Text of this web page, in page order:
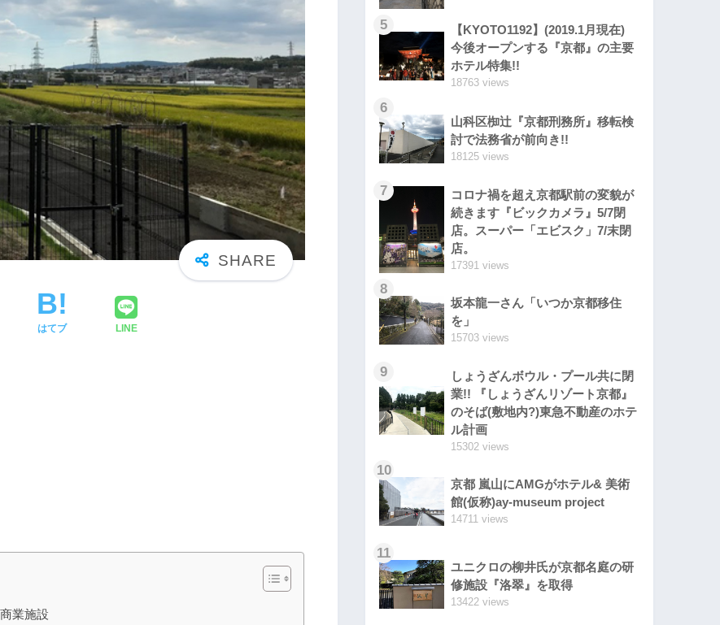
はてブ LINE
業施設
5
【KYOTO1192】(2019.1月現在)
今後オープンする『京都』の主要
ホテル特集!!
18763 views
6
山科区椥辻『京都刑務所』移転検
討で法務省が前向き!!
18125 views
7
コロナ禍を超え京都駅前の変貌が
続きます『ビックカメラ』5/7閉
店。スーパー「エビスク」7/末閉
店。
17391 views
8
坂本龍一さん「いつか京都移住
を」
15703 views
9
しょうざんボウル・プール共に閉
業!! 『しょうざんリゾート京都』
のそば(敷地内?)東急不動産のホテ
ル計画
15302 views
10
京都 嵐山にAMGがホテル& 美術
館(仮称)ay-museum project
14711 views
11
ユニクロの柳井氏が京都名庭の研
修施設『洛翠』を取得
13422 views